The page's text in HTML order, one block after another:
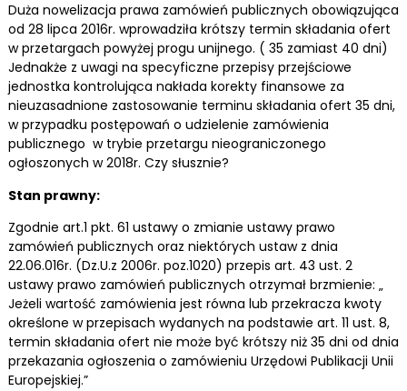
Duża nowelizacja prawa zamówień publicznych obowiązująca
od 28 lipca 2016r. wprowadziła krótszy termin składania ofert
w przetargach powyżej progu unijnego. ( 35 zamiast 40 dni)
Jednakże z uwagi na specyficzne przepisy przejściowe
jednostka kontrolująca nakłada korekty finansowe za
nieuzasadnione zastosowanie terminu składania ofert 35 dni,
w przypadku postępowań o udzielenie zamówienia
publicznego w trybie przetargu nieograniczonego
ogłoszonych w 2018r. Czy słusznie?
Stan prawny:
Zgodnie art.1 pkt. 61 ustawy o zmianie ustawy prawo
zamówień publicznych oraz niektórych ustaw z dnia
22.06.016r. (Dz.U.z 2006r. poz.1020) przepis art. 43 ust. 2
ustawy prawo zamówień publicznych otrzymał brzmienie: „
Jeżeli wartość zamówienia jest równa lub przekracza kwoty
określone w przepisach wydanych na podstawie art. 11 ust. 8,
termin składania ofert nie może być krótszy niż 35 dni od dnia
przekazania ogłoszenia o zamówieniu Urzędowi Publikacji Unii
Europejskiej.”